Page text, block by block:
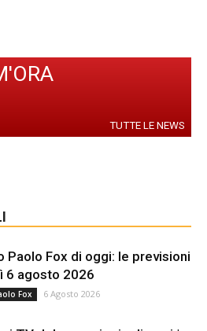
TUTTE LE NEWS
Paolo Fox di oggi: le previsioni
6 agosto 2026
Fox 6 Agosto 2026